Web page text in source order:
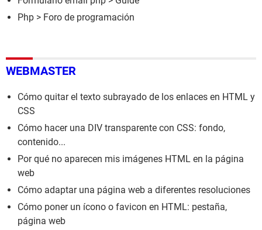
Php > Foro de programación
WEBMASTER
Cómo quitar el texto subrayado de los enlaces en HTML y
CSS
Cómo hacer una DIV transparente con CSS: fondo,
contenido...
Por qué no aparecen mis imágenes HTML en la página
web
Cómo adaptar una página web a diferentes resoluciones
Cómo poner un ícono o favicon en HTML: pestaña,
página web